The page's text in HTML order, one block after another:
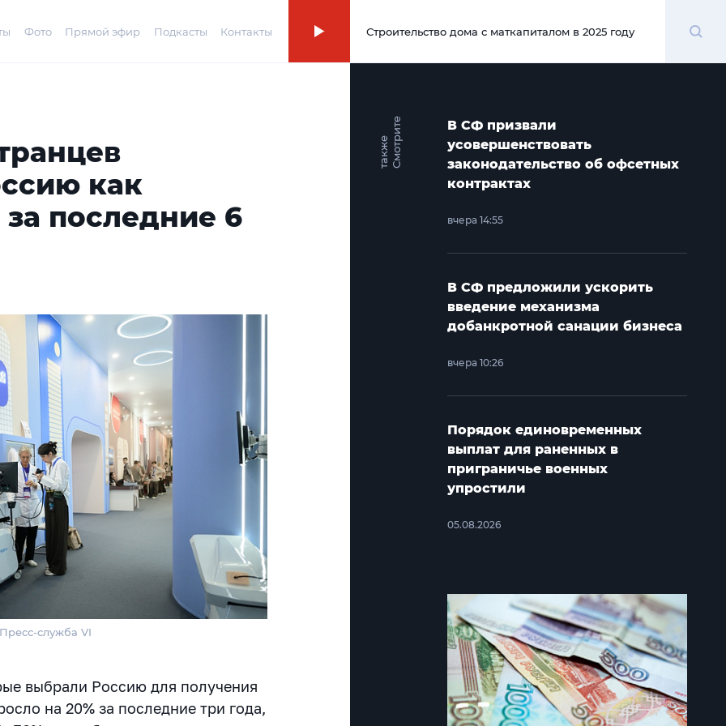
Фото Прямой эфир Подкасты Контакты 00:00
Строительство дома с маткапиталом в 2025 году
как
последние 6
служба VI
выбрали Россию для получения
на 20% за последние три года,
С
м
о
т
р и
т
е
т
а
к
ж
е
В СФ призвали
усовершенствовать
законодательство об офсетных
контрактах
вчера 14:55
В СФ предложили ускорить
введение механизма
добанкротной санации бизнеса
вчера 10:26
Порядок единовременных
выплат для раненных в
приграничье военных
упростили
05.08.2026